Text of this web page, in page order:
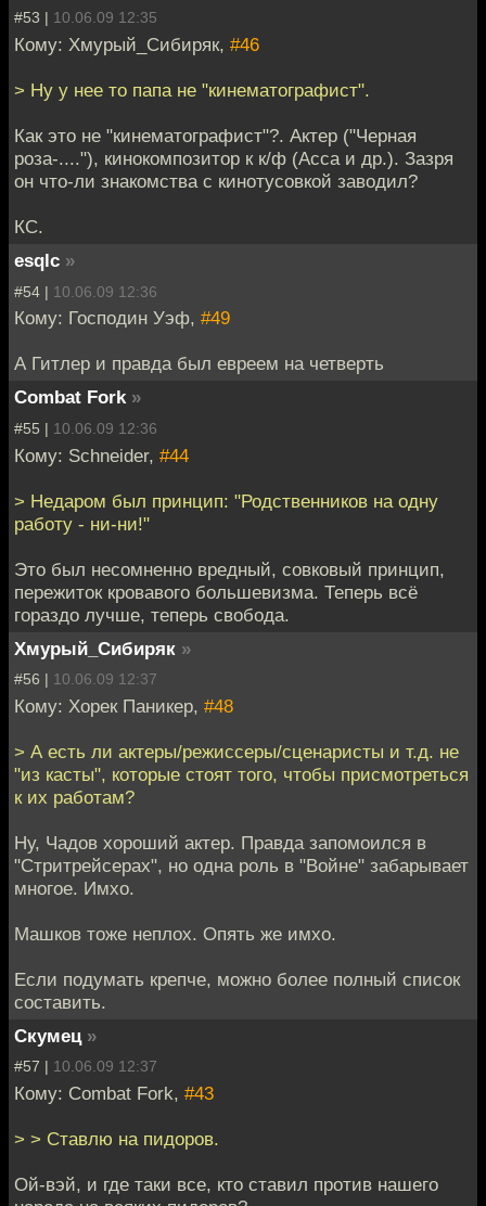
#53 | 10.06.09 12:35
Кому: Хмурый_Сибиряк, #46
> Ну у нее то папа не "кинематографист".
Как это не "кинематографист"?. Актер ("Черная
роза-...."), кинокомпозитор к к/ф (Асса и др.). Зазря
он что-ли знакомства с кинотусовкой заводил?
КС.
esqlc »
#54 | 10.06.09 12:36
Кому: Господин Уэф, #49
А Гитлер и правда был евреем на четверть
Combat Fork »
#55 | 10.06.09 12:36
Кому: Schneider, #44
> Недаром был принцип: "Родственников на одну
работу - ни-ни!"
Это был несомненно вредный, совковый принцип,
пережиток кровавого большевизма. Теперь всё
гораздо лучше, теперь свобода.
Хмурый_Сибиряк »
#56 | 10.06.09 12:37
Кому: Хорек Паникер, #48
> А есть ли актеры/режиссеры/сценаристы и т.д. не
"из касты", которые стоят того, чтобы присмотреться
к их работам?
Ну, Чадов хороший актер. Правда запомоился в
"Стритрейсерах", но одна роль в "Войне" забарывает
многое. Имхо.
Машков тоже неплох. Опять же имхо.
Если подумать крепче, можно более полный список
составить.
Скумец »
#57 | 10.06.09 12:37
Кому: Combat Fork, #43
> > Ставлю на пидоров.
Ой-вэй, и где таки все, кто ставил против нашего